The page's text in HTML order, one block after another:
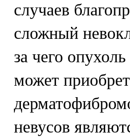
случаев
сложный
за чего
может
невусов